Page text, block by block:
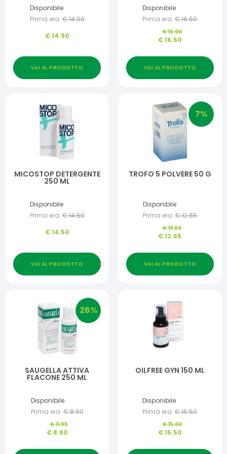
Disponibile
Prima era: €14.90
€14.90
VAI AL PRODOTTO
Disponibile
Prima era: €16.50
€16.00
€16.50
VAI AL PRODOTTO
MICOSTOP DETERGENTE
250 ML
Disponibile
Prima era: €14.50
€14.50
VAI AL PRODOTTO
7%
TROFO 5 POLVERE 50 G
Disponibile
Prima era: €12.65
€13.60
€12.65
VAI AL PRODOTTO
26%
SAUGELLA ATTIVA
FLACONE 250 ML
Disponibile
Prima era: €8.90
€11.95
€ 8.90
OILFREE GYN 150 ML
Disponibile
Prima era: €15.50
€15.00
€15.50